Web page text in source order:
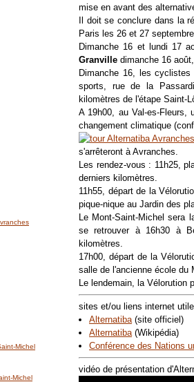
Michel
Michel
mise en avant des
Il doit se conclure dans la
Paris les 26 et 27
Dimanche 16 et lundi 17
Granville dimanche 16
Dimanche 16, les
sports, rue de la
kilomètres de l'étape Saint-
A 19h00, au Val-es-Fleurs,
changement climatique
s'arrêteront à Avranches.
Les rendez-vous : 11h25,
derniers kilomètres.
11h55, départ de la
pique-nique au Jardin des
Le Mont-Saint-Michel sera
se retrouver à 16h30 à
kilomètres.
17h00, départ de la
salle de l'ancienne école du
Le lendemain, la Vélorution
sites et/ou liens internet
Alternatiba(site officiel)
Alternatiba(Wikipédia)
Conférence des Nations
vidéo de présentation